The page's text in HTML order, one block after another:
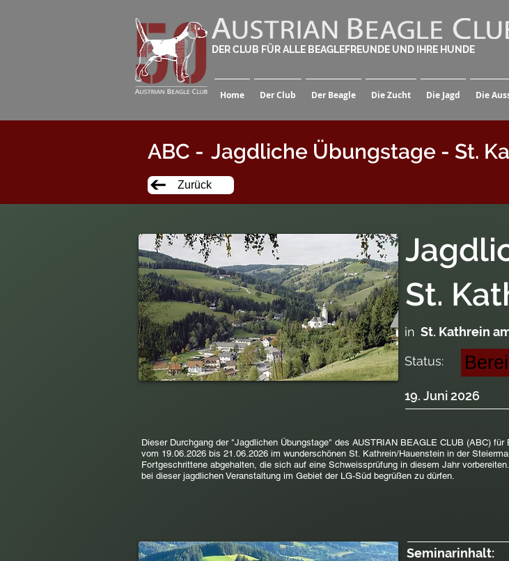
DER CLUB FÜR ALLE BEAGLEFREUNDE UND IHRE HUNDE
Home Der Club Der Beagle Die Zucht Die Jagd Die
ABC - Jagdliche Übungstage - St.
Zurück
St.
in St. Kathrein
Status:
19. Juni 2026
Dieser Durchgang der "Jagdlichen Übungstage" des AUSTRIAN BEAGLE CLUB (ABC)
vom 19.06.2026 bis 21.06.2026 im wunderschönen St. Kathrein/Hauenstein in der
Fortgeschrittene abgehalten, die sich auf eine Schweissprüfung in diesem Jahr
bei dieser jagdlichen Veranstaltung im Gebiet der LG-Süd begrüßen zu dürfen.
Seminarinhalt: